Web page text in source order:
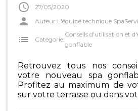
 27/05/2020
person Auteur:L'équipe technique
list Catégorie:
Conseils d'utilisation et
gonflable
Retrouvez tous nos
votre nouveau spa
Profitez au maximum de
sur votre terrasse ou dans